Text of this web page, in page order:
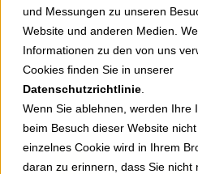
und Messungen zu unseren
Website und anderen Medien.
Informationen zu den von uns
Cookies finden Sie in unserer
Datenschutzrichtlinie
Wenn Sie ablehnen, werden Ihre
beim Besuch dieser Website
einzelnes Cookie wird in Ihrem
daran zu erinnern, dass Sie nicht